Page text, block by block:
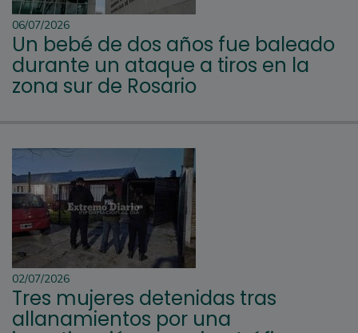
06/07/2026
Un bebé de dos años fue baleado
durante un ataque a tiros en la
zona sur de Rosario
02/07/2026
Tres mujeres detenidas tras
allanamientos por una